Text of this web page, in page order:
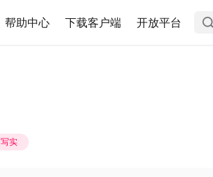
帮助中心 下载客户端 开放平台
写实